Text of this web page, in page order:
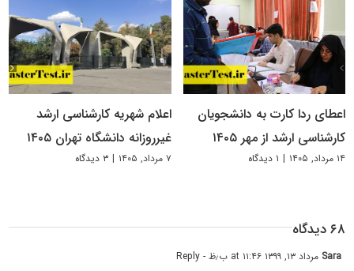
اعطای ردا کارت به دانشجویان
کارشناسی ارشد از مهر ۱۴۰۵
۱۴ مرداد, ۱۴۰۵ | ۱ دیدگاه
اعلام شهریه کارشناسی ارشد
غیرروزانه دانشگاه تهران ۱۴۰۵
۷ مرداد, ۱۴۰۵ | ۳ دیدگاه
۶۸ دیدگاه
Sara مرداد ۱۳, ۱۳۹۹ at ۱۱:۴۶ ب٫ظ - Reply